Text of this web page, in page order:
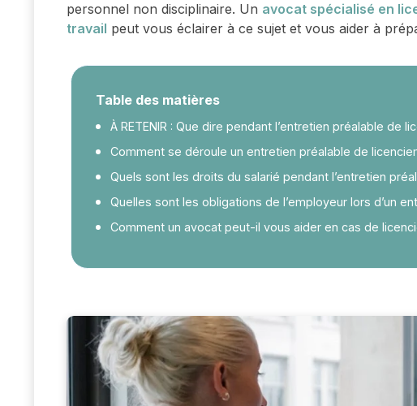
personnel non disciplinaire. Un avocat spécialisé en
travail peut vous éclairer à ce sujet et vous aider à
Table des matières
À RETENIR : Que dire pendant l’entretien préalable de
Comment se déroule un entretien préalable de
Quels sont les droits du salarié pendant l’entretien
Quelles sont les obligations de l’employeur lors d’un
Comment un avocat peut-il vous aider en cas de